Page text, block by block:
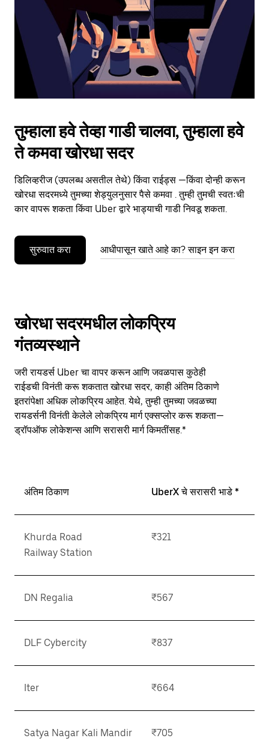
the
calendar.
तुम्हाला हवे तेव्हा गाडी चालवा, तुम्हाला हवे
ते कमवा खोरधा सदर
डिलिव्हरीज (उपलब्ध असतील तेथे) किंवा राईड्स —किंवा दोन्ही करून
खोरधा सदरमध्ये तुमच्या शेड्युलनुसार पैसे कमवा . तुम्ही तुमची स्वतःची
कार वापरू शकता किंवा Uber द्वारे भाड्याची गाडी निवडू शकता.
सुरुवात करा आधीपासून खाते आहे का? साइन इन करा
खोरधा सदरमधील लोकप्रिय
गंतव्यस्थाने
जरी रायडर्स Uber चा वापर करून आणि जवळपास कुठेही
राईडची विनंती करू शकतात खोरधा सदर, काही अंतिम ठिकाणे
इतरांपेक्षा अधिक लोकप्रिय आहेत. येथे, तुम्ही तुमच्या जवळच्या
रायडर्सनी विनंती केलेले लोकप्रिय मार्ग एक्सप्लोर करू शकता—
ड्रॉपऑफ लोकेशन्स आणि सरासरी मार्ग किमतींसह.*
अंतिम ठिकाण UberX चे सरासरी भाडे *
Khurda Road
Railway Station
₹321
DN Regalia ₹567
DLF Cybercity ₹837
Iter ₹664
Satya Nagar Kali Mandir ₹705